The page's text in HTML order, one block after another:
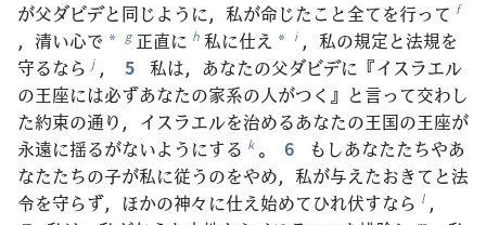
が父ダビデと同じように，私が命じたこと全てを行って f
，清い心で * g 正直に h 私に仕え * i ，私の規定と法規を
守るなら j ， 5
私は，あなたの父ダビデに『イスラエル
の王座には必ずあなたの家系の人がつく』と言って交わし
た約束の通り，イスラエルを治めるあなたの王国の王座が
永遠に揺るがないようにする k 。 6
もしあなたたちやあ
なたたちの子が私に従うのをやめ，私が与えたおきてと法
令を守らず，ほかの神々に仕え始めてひれ伏すなら l ，